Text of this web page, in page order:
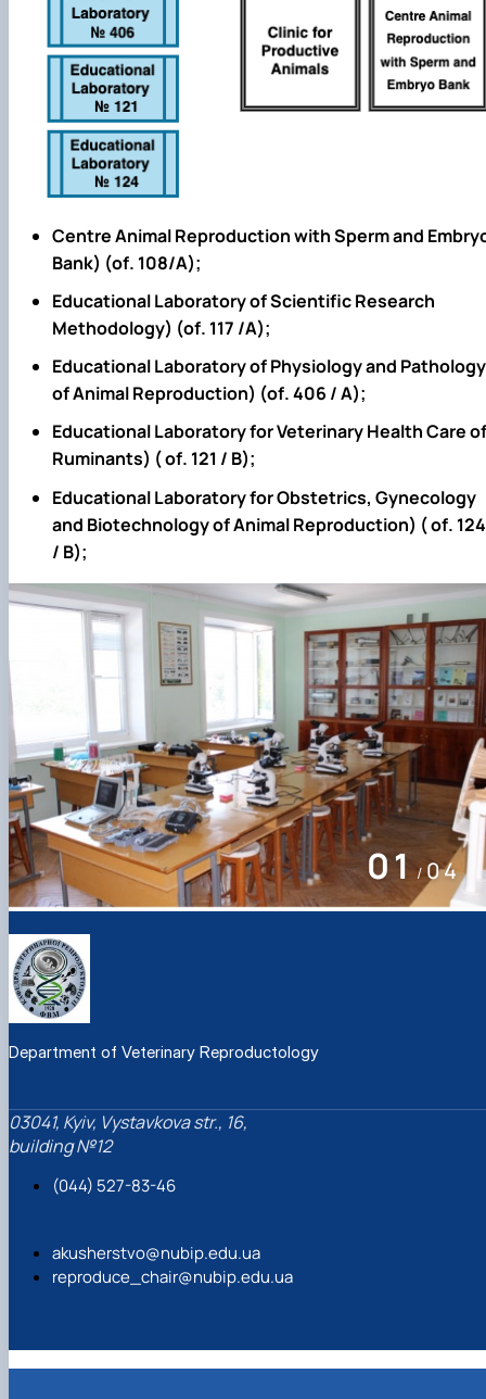
Centre Animal Reproduction with Sperm and
Bank) (of. 108/А);
Educational Laboratory of Scientific Research
Methodology) (of. 117 /А);
Educational Laboratory of Physiology and Pathology
of Animal Reproduction) (of. 406 /А);
Educational Laboratory for Veterinary Health Care of
Ruminants) (of. 121 / В);
Educational Laboratory for Obstetrics, Gynecology
and Biotechnology of Animal Reproduction) (of. 124
/ В);
01/ 04
Department of Veterinary Reproductology
03041, Kyiv, Vystavkova str., 16,
building №12
(044) 527-83-46
akusherstvo@nubip.edu.ua
reproduce_chair@nubip.edu.ua